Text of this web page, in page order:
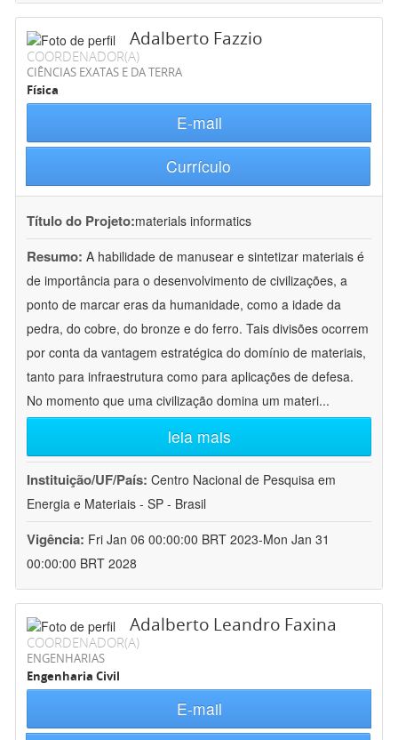
Adalberto Fazzio
COORDENADOR(A)
CIÊNCIAS EXATAS E DA TERRA
Física
E-mail
Currículo
Título do Projeto:materials informatics
Resumo: A habilidade de manusear e sintetizar materiais é
de importância para o desenvolvimento de civilizações, a
ponto de marcar eras da humanidade, como a idade da
pedra, do cobre, do bronze e do ferro. Tais divisões ocorrem
por conta da vantagem estratégica do domínio de materiais,
tanto para infraestrutura como para aplicações de defesa.
No momento que uma civilização domina um materi...
leia mais
Instituição/UF/País: Centro Nacional de Pesquisa em
Energia e Materiais - SP - Brasil
Vigência: Fri Jan 06 00:00:00 BRT 2023-Mon Jan 31
00:00:00 BRT 2028
Adalberto Leandro Faxina
COORDENADOR(A)
ENGENHARIAS
Engenharia Civil
E-mail